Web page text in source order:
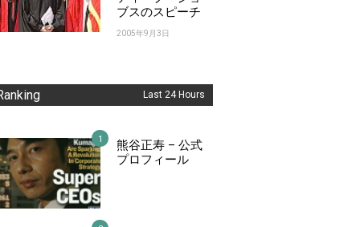
ブスのスピーチ
2005年9月3日
Last 24 Hours
熊谷正寿 – 公式
プロフィール